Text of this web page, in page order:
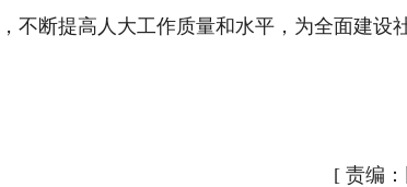
不断提高人大工作质量和水平，为全面建设
[ 责编